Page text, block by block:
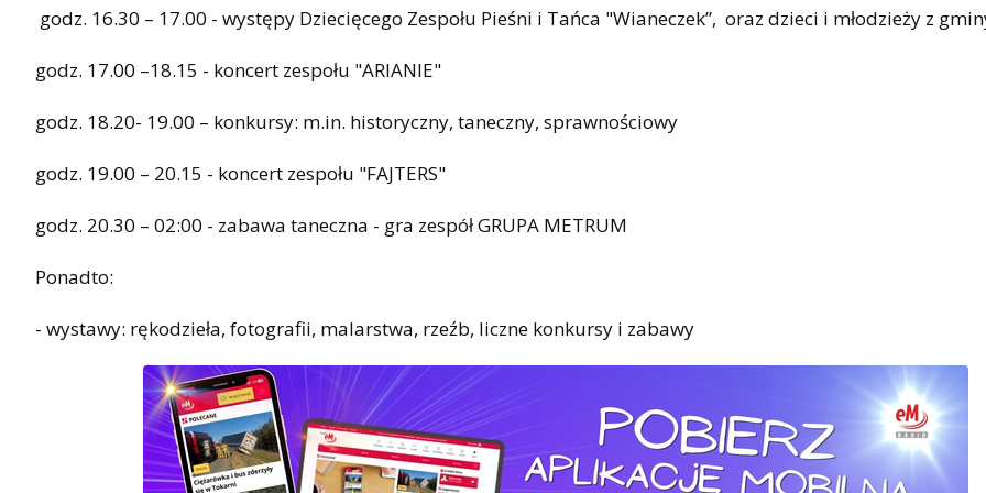
godz. 16.30 – 17.00 - występy Dziecięcego Zespołu Pieśni i Tańca "Wianeczek”, oraz dzieci i młodzieży z
godz. 17.00 –18.15 - koncert zespołu "ARIANIE"
godz. 18.20- 19.00 – konkursy: m.in. historyczny, taneczny, sprawnościowy
godz. 19.00 – 20.15 - koncert zespołu "FAJTERS"
godz. 20.30 – 02:00 - zabawa taneczna - gra zespół GRUPA METRUM
Ponadto:
- wystawy: rękodzieła, fotografii, malarstwa, rzeźb, liczne konkursy i zabawy